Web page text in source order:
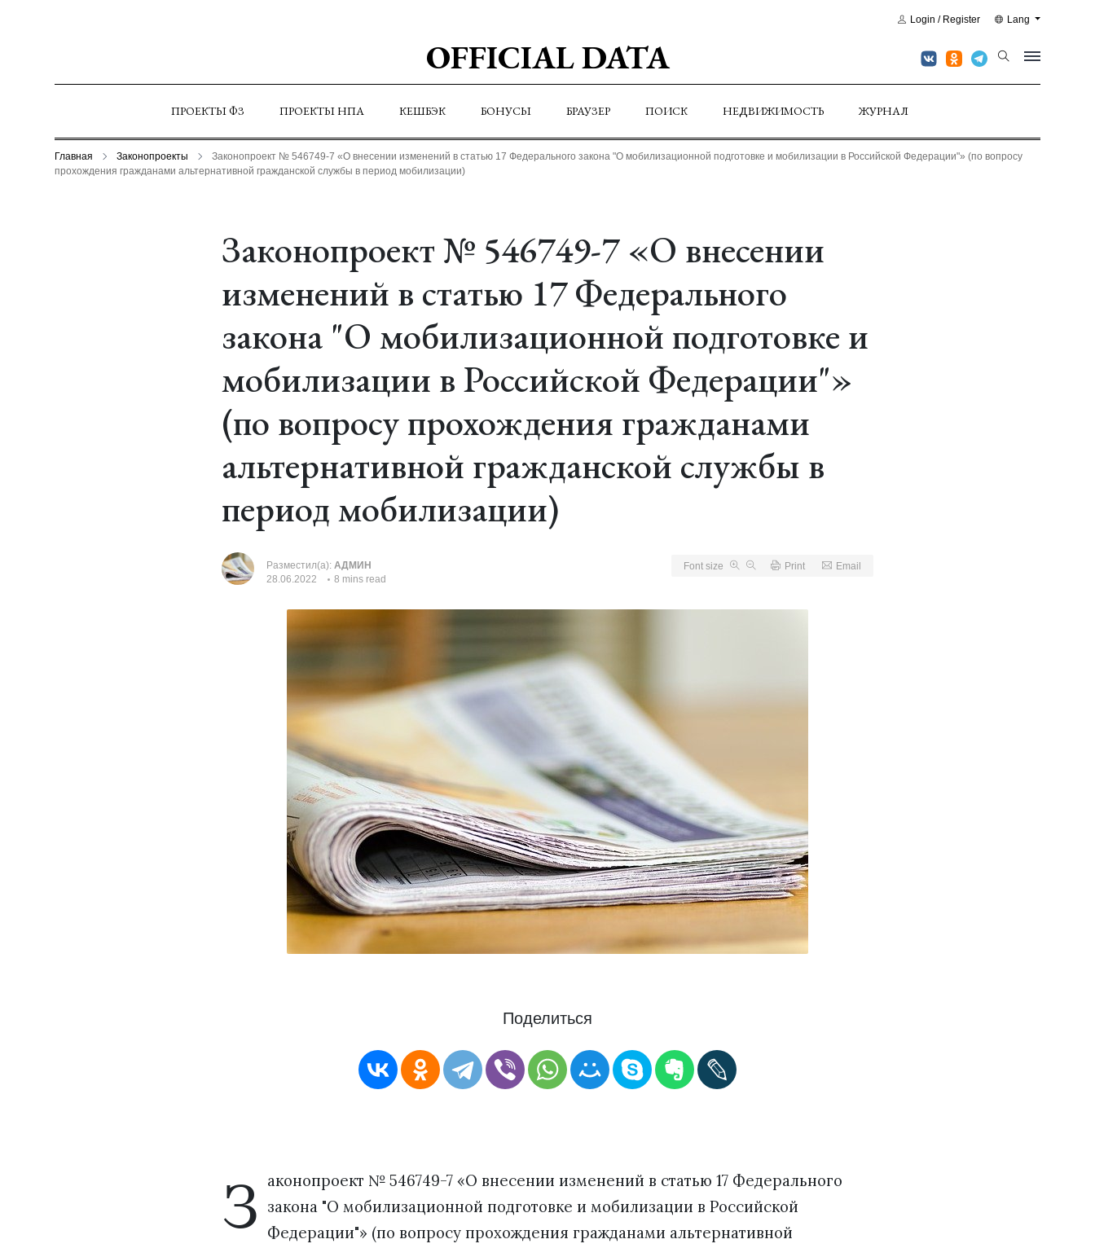
Login / Register Lang
OFFICIAL DATA
ПРОЕКТЫ ФЗ ПРОЕКТЫ НПА КЕШБЭК БОНУСЫ БРАУЗЕР ПОИСК НЕДВИЖИМОСТЬ ЖУРНАЛ
Главная Законопроекты
Законопроект № 546749-7 «О внесении изменений в статью 17 Федерального закона "О мобилизационной подготовке и мобилизации в Российской Федерации"» (по вопросу
прохождения гражданами альтернативной гражданской службы в период мобилизации)
Законопроект № 546749-7 «О внесении
изменений в статью 17 Федерального
закона "О мобилизационной подготовке и
мобилизации в Российской Федерации"»
(по вопросу прохождения гражданами
альтернативной гражданской службы в
период мобилизации)
Разместил(а): АДМИН
28.06.2022
8 mins read
Font size Print Email
Поделиться
З аконопроект № 546749-7 «О внесении изменений в статью 17 Федерального
закона "О мобилизационной подготовке и мобилизации в Российской
Федерации"» (по вопросу прохождения гражданами альтернативной